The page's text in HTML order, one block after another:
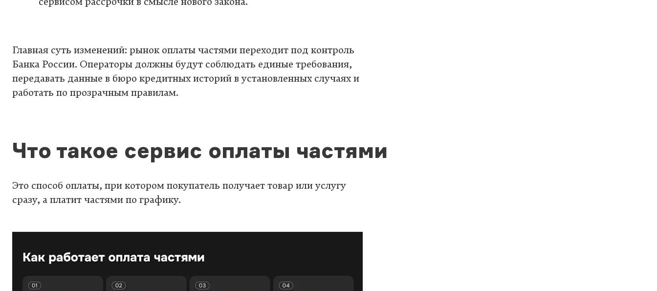
Главная суть изменений: рынок оплаты частями переходит под контроль
Банка России. Операторы должны будут соблюдать единые требования,
передавать данные в бюро кредитных историй в установленных случаях и
работать по прозрачным правилам.
Что такое сервис оплаты частями
Это способ оплаты, при котором покупатель получает товар или услугу
сразу, а платит частями по графику.